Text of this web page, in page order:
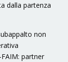
dalla partenza
non
FAIM: partner